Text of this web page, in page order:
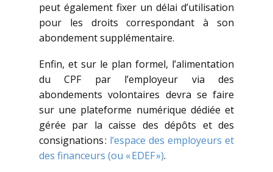
peut également fixer un délai d’utilisation
pour les droits correspondant à son
abondement supplémentaire.
Enfin, et sur le plan formel, l’alimentation
du CPF par l’employeur via des
abondements volontaires devra se faire
sur une plateforme numérique dédiée et
gérée par la caisse des dépôts et des
consignations : l’espace des employeurs et
des financeurs (ou « EDEF »).